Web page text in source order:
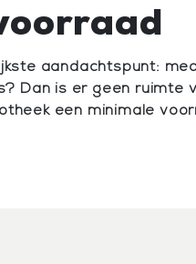
aandachtspunt:
Dan is er geen
een minimale